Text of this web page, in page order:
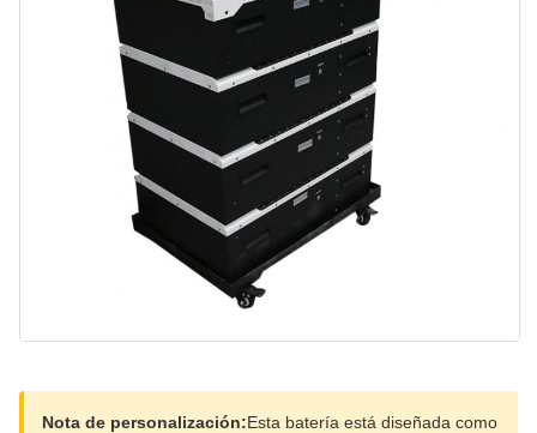
Nota de personalización:Esta batería está diseñada como